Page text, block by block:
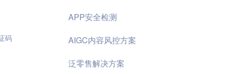
控
码
APP安全检测
AIGC内容风控方案
泛零售解决方案